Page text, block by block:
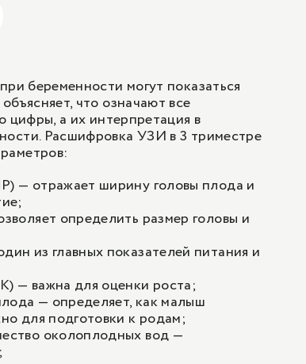
беременности могут показаться
что означают все
цифры, а их интерпретация в
Расшифровка УЗИ в 3 триместре
— отражает ширину головы плода и
определить размер головы и
из главных показателей питания и
— важна для оценки роста;
— определяет, как малыш
для подготовки к родам;
околоплодных вод —